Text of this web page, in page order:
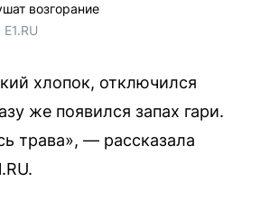
возгорание
Е1.RU
хлопок, отключился
же появился запах гари.
трава», — рассказала